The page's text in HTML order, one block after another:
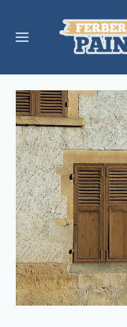
content